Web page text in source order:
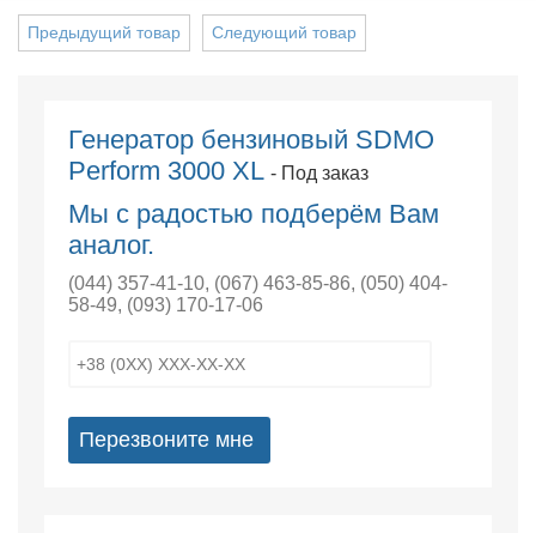
Следующий товар
Предыдущий товар
Генератор бензиновый SDMO
Perform 3000 XL - Под заказ
Мы с радостью подберём Вам
аналог.
(044) 357-41-10, (067) 463-85-86, (050) 404-
58-49, (093) 170-17-06
Перезвоните мне